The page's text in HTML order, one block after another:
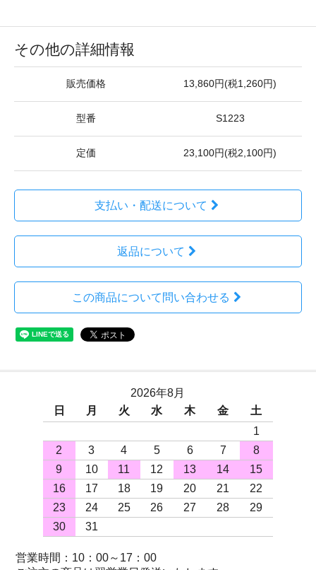
その他の詳細情報
販売価格 13,860円(税1,260円)
型番 S1223
定価 23,100円(税2,100円)
支払い・配送について
返品について
この商品について問い合わせる
2026年8月
日
月 火 水 木 金
土
1
2
3 4 5 6 7
8
9
10 11 12 13 14
15
16
17 18 19 20 21
22
23
24 25 26 27 28
29
30
31
営業時間：10：00～17：00